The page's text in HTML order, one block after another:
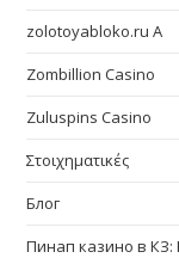
zolotoyabloko.ru A
Zombillion Casino
Zuluspins Casino
Στοιχηματικές
Блог
Пинап казино в